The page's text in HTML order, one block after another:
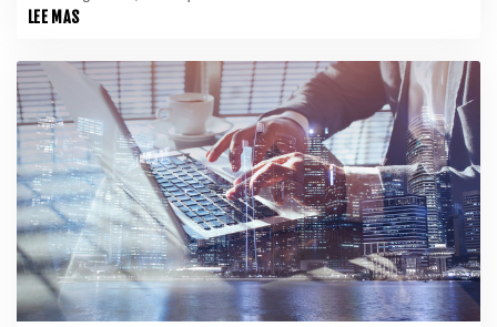
último lugar de la tabla y conseguir su primera victoria.
LEE MAS